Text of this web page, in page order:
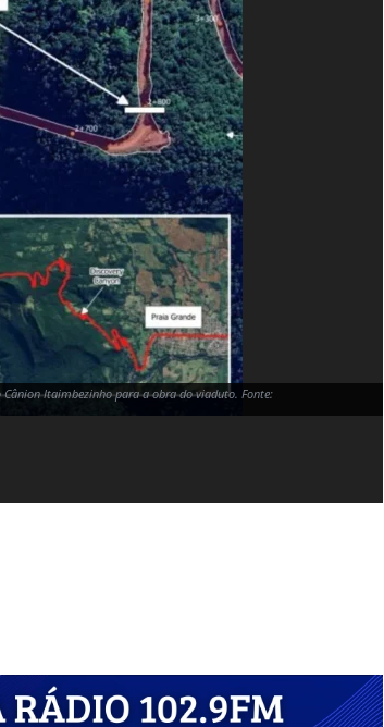
Itaimbezinho para a obra do viaduto. Fonte: